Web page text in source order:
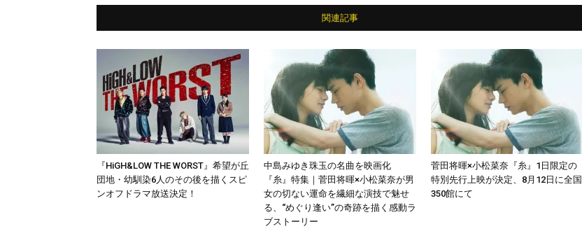
関連記事
『HiGH&LOW THE WORST』希望が丘
団地・幼馴染6人のその後を描くスピ
ンオフドラマ放送決定！
中島みゆき珠玉の名曲を映画化
『糸』特集｜菅田将暉×小松菜奈が男
女の切ない運命を繊細な演技で魅せ
る、“めぐり逢い”の奇跡を描く感動ラ
ブストーリー
菅田将暉×小松菜奈『糸』1日限定の
特別先行上映が決定、8月12日に全国
350館にて